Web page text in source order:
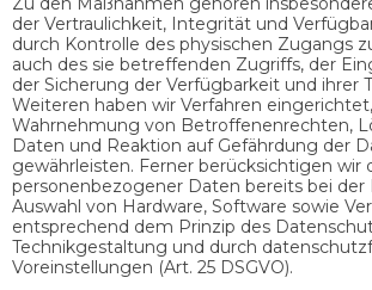
der Vertraulichkeit, Integrität und
durch Kontrolle des physischen Zugangs
auch des sie betreffenden Zugriffs, der
der Sicherung der Verfügbarkeit und ihrer
Weiteren haben wir Verfahren
Wahrnehmung von Betroffenenrechten,
Daten und Reaktion auf Gefährdung der
gewährleisten. Ferner berücksichtigen wir
personenbezogener Daten bereits bei der
Auswahl von Hardware, Software sowie
entsprechend dem Prinzip des
Technikgestaltung und durch
Voreinstellungen (Art. 25 DSGVO).